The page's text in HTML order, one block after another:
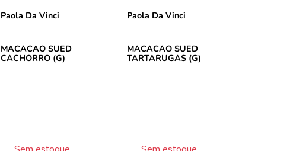
Paola Da Vinci
MACACAO SUED
CACHORRO (G)
Paola Da Vinci
MACACAO SUED
TARTARUGAS (G)